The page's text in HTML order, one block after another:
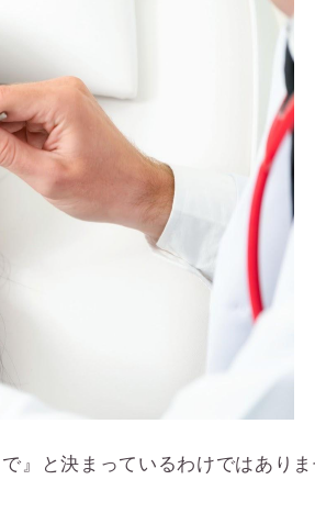
』と決まっているわけではありま